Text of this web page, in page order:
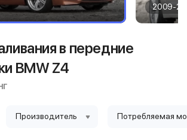
2009-
в передние
BMW Z4
Производитель Потребляемая